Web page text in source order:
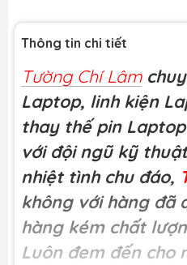
Thông tin chi tiết
Tường Chí Lâm
Laptop, linh kiện
thay thế pin
với đội ngũ kỹ
nhiệt tình chu đáo,
không với hàng đã
hàng kém chất
Luôn đem đến cho